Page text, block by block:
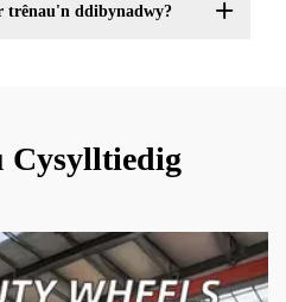
trênau'n ddibynadwy?
Cysylltiedig